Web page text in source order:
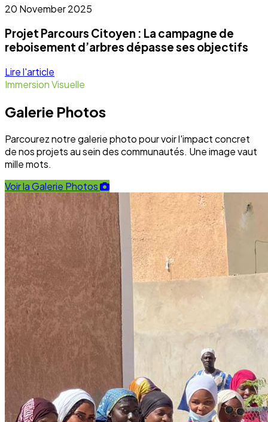
Dernières nouvelles du terrain
Toute l'actualité